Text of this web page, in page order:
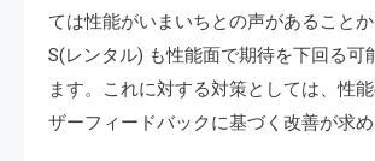
ては性能がいまいちとの声があること
S(レンタル) も性能面で期待を下回る可
ます。これに対する対策としては、性
ザーフィードバックに基づく改善が求め